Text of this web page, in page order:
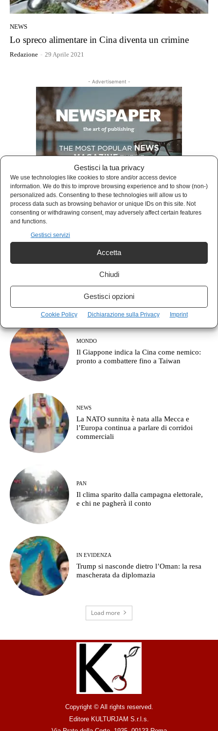
Gestisci la tua privacy
We use technologies like cookies to store and/or access device
information. We do this to improve browsing experience and to show (non-)
personalized ads. Consenting to these technologies will allow us to
process data such as browsing behavior or unique IDs on this site. Not
consenting or withdrawing consent, may adversely affect certain features
and functions.
Gestisci servizi
Accetta
Chiudi
Gestisci opzioni
Cookie Policy Dichiarazione sulla Privacy Imprint
NEWS
Lo spreco alimentare in Cina diventa un crimine
Redazione - 29 Aprile 2021
- Advertisement -
LATEST ARTICLES
MONDO
Il Giappone indica la Cina come nemico:
pronto a combattere fino a Taiwan
NEWS
La NATO sunnita è nata alla Mecca e
l’Europa continua a parlare di corridoi
commerciali
PAN
Il clima sparito dalla campagna elettorale,
e chi ne pagherà il conto
IN EVIDENZA
Trump si nasconde dietro l’Oman: la resa
mascherata da diplomazia
Load more
Copyright © All rights reserved.
Editore KULTURJAM S.r.l.s.